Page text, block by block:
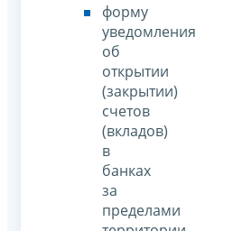
форму
уведомления
об
открытии
(закрытии)
счетов
(вкладов)
в
банках
за
пределами